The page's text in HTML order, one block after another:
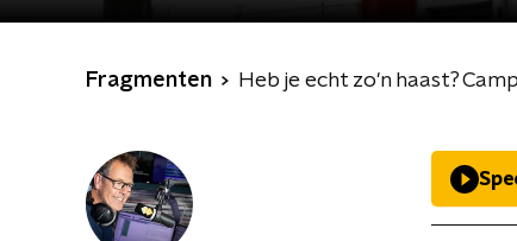
Fragmenten Heb je echt zo'n haast?